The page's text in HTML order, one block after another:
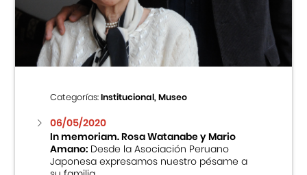
Centro Cultural Peruano Japonés
Cursos
Museo de la Inmigración Japonesa
Fondo Editorial
Teatro Peruano Japonés
Categorías:Institucional, Museo
06/05/2020
In memoriam. Rosa Watanabe y Mario
Amano:Desde la Asociación Peruano
Japonesa expresamos nuestro pésame a